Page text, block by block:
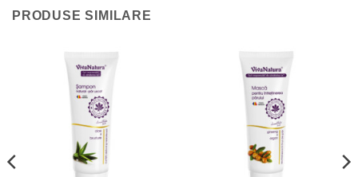
PRODUSE SIMILARE